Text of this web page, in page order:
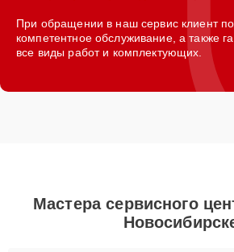
При обращении в наш сервис клиент
компетентное обслуживание, а также
все виды работ и комплектующих.
Мастера сервисного